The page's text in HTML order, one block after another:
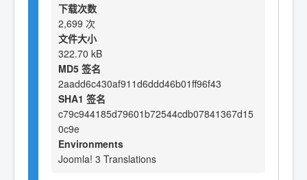
下载次数
2,699 次
文件大小
322.70 kB
MD5 签名
2aadd6c430af911d6ddd46b01ff96f43
SHA1 签名
c79c944185d79601b72544cdb07841367d15
0c9e
Environments
Joomla! 3 Translations